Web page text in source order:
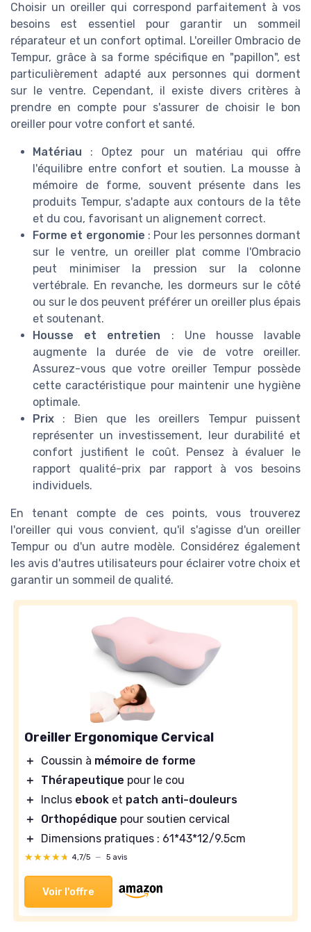
Choisir un oreiller qui correspond parfaitement à vos
besoins est essentiel pour garantir un sommeil
réparateur et un confort optimal. L'oreiller Ombracio de
Tempur, grâce à sa forme spécifique en "papillon", est
particulièrement adapté aux personnes qui dorment
sur le ventre. Cependant, il existe divers critères à
prendre en compte pour s'assurer de choisir le bon
oreiller pour votre confort et santé.
Matériau : Optez pour un matériau qui offre
l'équilibre entre confort et soutien. La mousse à
mémoire de forme, souvent présente dans les
produits Tempur, s'adapte aux contours de la tête
et du cou, favorisant un alignement correct.
Forme et ergonomie : Pour les personnes dormant
sur le ventre, un oreiller plat comme l'Ombracio
peut minimiser la pression sur la colonne
vertébrale. En revanche, les dormeurs sur le côté
ou sur le dos peuvent préférer un oreiller plus épais
et soutenant.
Housse et entretien : Une housse lavable
augmente la durée de vie de votre oreiller.
Assurez-vous que votre oreiller Tempur possède
cette caractéristique pour maintenir une hygiène
optimale.
Prix : Bien que les oreillers Tempur puissent
représenter un investissement, leur durabilité et
confort justifient le coût. Pensez à évaluer le
rapport qualité-prix par rapport à vos besoins
individuels.
En tenant compte de ces points, vous trouverez
l'oreiller qui vous convient, qu'il s'agisse d'un oreiller
Tempur ou d'un autre modèle. Considérez également
les avis d'autres utilisateurs pour éclairer votre choix et
garantir un sommeil de qualité.
Oreiller Ergonomique Cervical
＋ Coussin à mémoire de forme
＋
Thérapeutique pour le cou
＋
Inclus ebook et patch anti-douleurs
＋
Orthopédique pour soutien cervical
＋
Dimensions pratiques : 61*43*12/9.5cm
★★★★★
★★★★★ 4,7/5 — 5 avis
Voir l'offre